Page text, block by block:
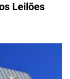
Leilões